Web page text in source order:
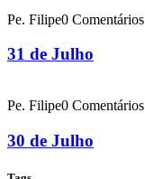
Pe. Filipe0 Comentários
31 de Julho
Pe. Filipe0 Comentários
30 de Julho